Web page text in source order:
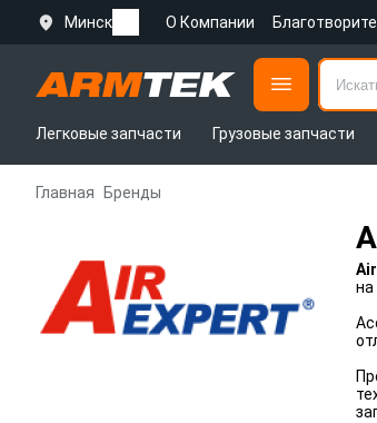
Минск О Компании
Легковые запчасти
Грузовые запчасти
Главная Бренды
на